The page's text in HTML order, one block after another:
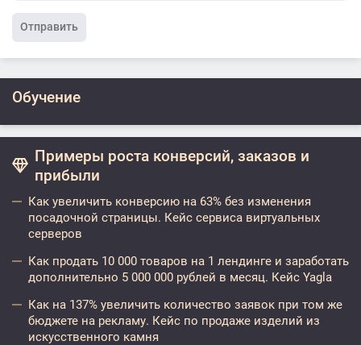
Отправить
Обучение
Примеры роста конверсий, заказов и
прибыли
Как увеличить конверсию на 63% без изменения
посадочной страницы. Кейс сервиса виртуальных
серверов
Как продать 10 000 товаров на 1 лендинге и заработать
дополнительно 5 000 000 рублей в месяц. Кейс Yagla
Как на 137% увеличить количество заявок при том же
бюджете на рекламу. Кейс по продаже изделий из
искусственного камня